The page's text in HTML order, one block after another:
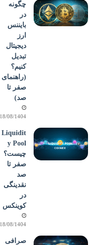
چگونه
در
بایننس
ارز
دیجیتال
تبدیل
کنیم؟
(راهنمای
صفر تا
صد)
18/08/1404
Liquidit
y Pool
چیست؟
صفر تا
صد
نقدینگی
در
کوینکس
18/08/1404
صرافی